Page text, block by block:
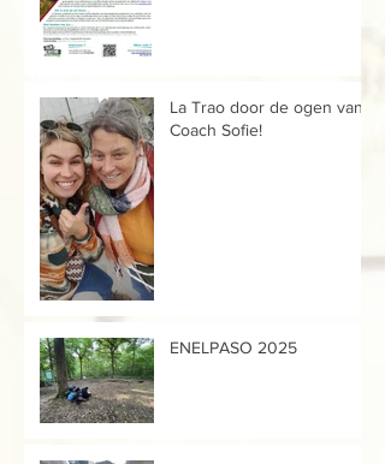
La Trao door de ogen van...
Coach Sofie!
ENELPASO 2025